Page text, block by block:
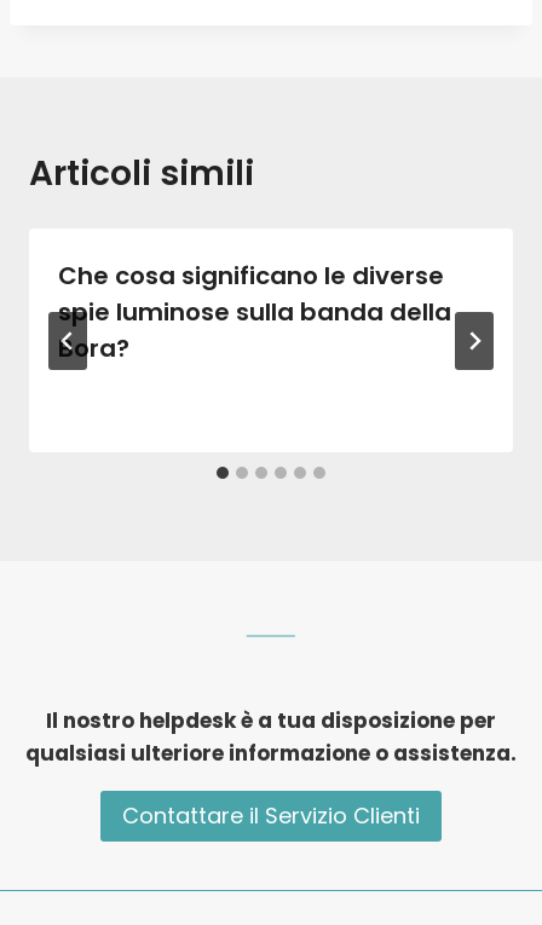
Articoli simili
Che cosa significano le diverse
spie luminose sulla banda della
Bora?
Il nostro helpdesk è a tua disposizione per
qualsiasi ulteriore informazione o assistenza.
Contattare il Servizio Clienti